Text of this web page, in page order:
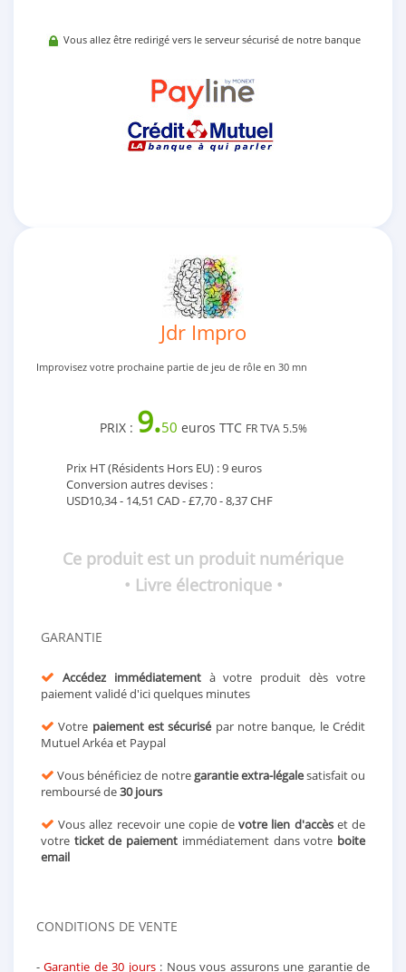
Vous allez être redirigé vers le serveur sécurisé de notre banque
Jdr Impro
Improvisez votre prochaine partie de jeu de rôle en 30 mn
PRIX : 9.50 euros TTC FR TVA 5.5%
Prix HT (Résidents Hors EU) : 9 euros
Conversion autres devises :
USD10,34 - 14,51 CAD - £7,70 - 8,37 CHF
Ce produit est un produit numérique
• Livre électronique •
GARANTIE
Accédez immédiatementà votre produit dès votre
paiement validé d'ici quelques minutes
Votre paiement est sécurisé par notre banque, le Crédit
Mutuel Arkéa et Paypal
Vous bénéficiez de notregarantie extra-légalesatisfait ou
remboursé de30 jours
Vous allez recevoir une copie devotre lien d'accèset de
votre ticket de paiement immédiatement dans votre boite
email
CONDITIONS DE VENTE
-Garantie de 30 jours: Nous vous assurons une garantie de